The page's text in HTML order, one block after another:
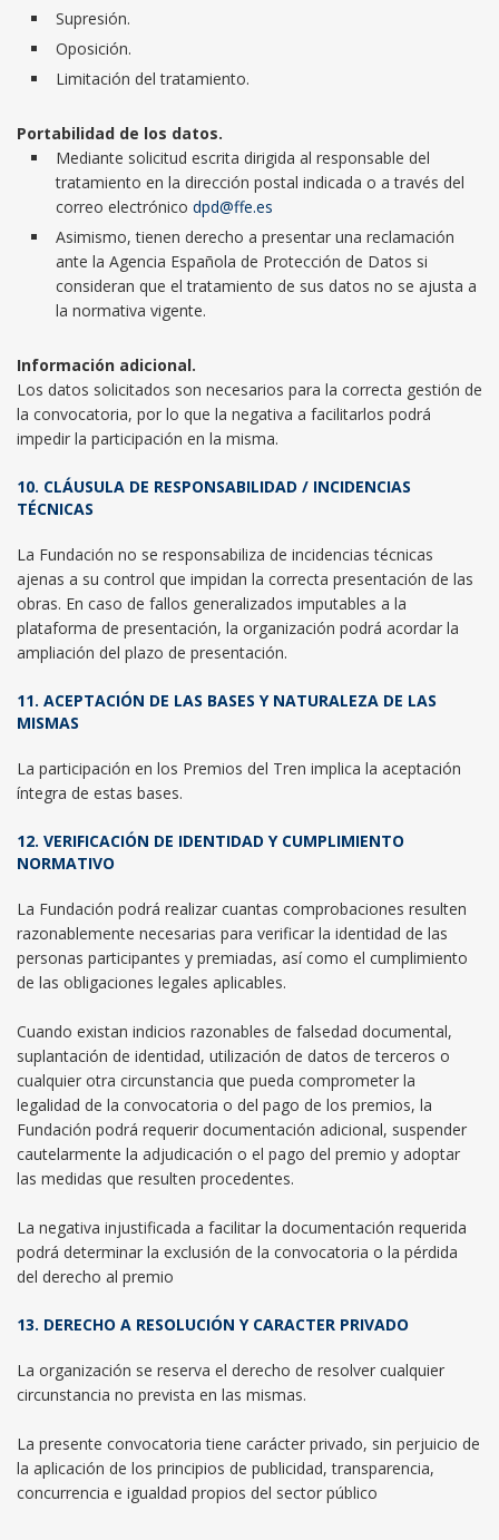
Supresión.
Oposición.
Limitación del tratamiento.
Portabilidad de los datos.
Mediante solicitud escrita dirigida al responsable del
tratamiento en la dirección postal indicada o a través del
correo electrónico dpd@ffe.es
Asimismo, tienen derecho a presentar una reclamación
ante la Agencia Española de Protección de Datos si
consideran que el tratamiento de sus datos no se ajusta a
la normativa vigente.
Información adicional.
Los datos solicitados son necesarios para la correcta gestión de
la convocatoria, por lo que la negativa a facilitarlos podrá
impedir la participación en la misma.
10. CLÁUSULA DE RESPONSABILIDAD / INCIDENCIAS
TÉCNICAS
La Fundación no se responsabiliza de incidencias técnicas
ajenas a su control que impidan la correcta presentación de las
obras. En caso de fallos generalizados imputables a la
plataforma de presentación, la organización podrá acordar la
ampliación del plazo de presentación.
11. ACEPTACIÓN DE LAS BASES Y NATURALEZA DE LAS
MISMAS
La participación en los Premios del Tren implica la aceptación
íntegra de estas bases.
12. VERIFICACIÓN DE IDENTIDAD Y CUMPLIMIENTO
NORMATIVO
La Fundación podrá realizar cuantas comprobaciones resulten
razonablemente necesarias para verificar la identidad de las
personas participantes y premiadas, así como el cumplimiento
de las obligaciones legales aplicables.
Cuando existan indicios razonables de falsedad documental,
suplantación de identidad, utilización de datos de terceros o
cualquier otra circunstancia que pueda comprometer la
legalidad de la convocatoria o del pago de los premios, la
Fundación podrá requerir documentación adicional, suspender
cautelarmente la adjudicación o el pago del premio y adoptar
las medidas que resulten procedentes.
La negativa injustificada a facilitar la documentación requerida
podrá determinar la exclusión de la convocatoria o la pérdida
del derecho al premio
13. DERECHO A RESOLUCIÓN Y CARACTER PRIVADO
La organización se reserva el derecho de resolver cualquier
circunstancia no prevista en las mismas.
La presente convocatoria tiene carácter privado, sin perjuicio de
la aplicación de los principios de publicidad, transparencia,
concurrencia e igualdad propios del sector público